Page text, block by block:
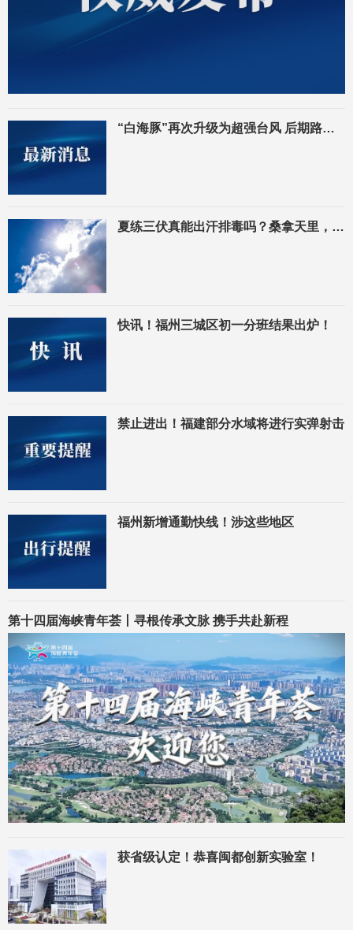
“白海豚”再次升级为超强台风 后期路径存在变数
夏练三伏真能出汗排毒吗？桑拿天里，这些情况须注意
快讯！福州三城区初一分班结果出炉！
禁止进出！福建部分水域将进行实弹射击
福州新增通勤快线！涉这些地区
第十四届海峡青年荟丨寻根传承文脉 携手共赴新程
获省级认定！恭喜闽都创新实验室！